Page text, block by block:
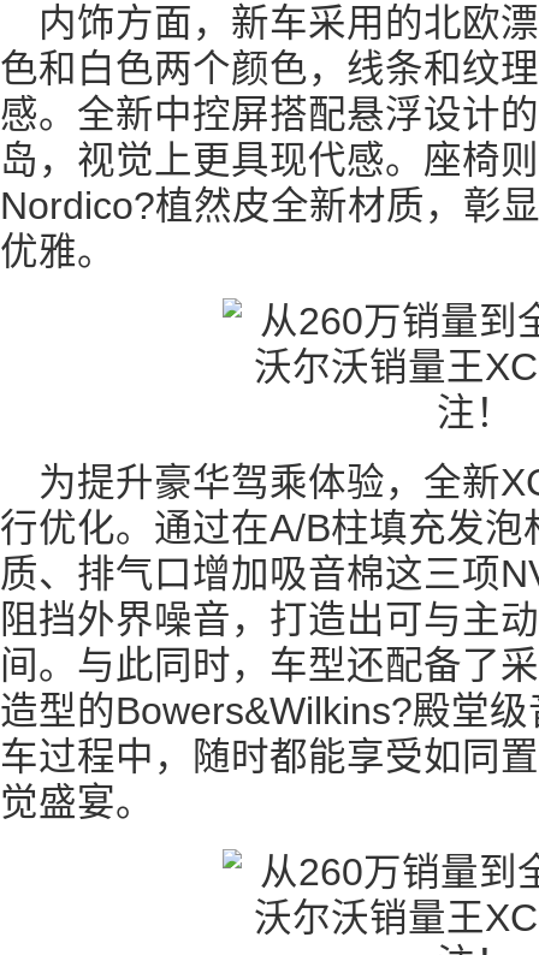
内饰方面，新车采用的北欧
色和白色两个颜色，线条和纹
感。全新中控屏搭配悬浮设计
岛，视觉上更具现代感。座椅
Nordico?植然皮全新材质，彰
优雅。
为提升豪华驾乘体验，全新
行优化。通过在A/B柱填充发
质、排气口增加吸音棉这三项
阻挡外界噪音，打造出可与主
间。与此同时，车型还配备了
造型的Bowers&Wilkins?殿堂
车过程中，随时都能享受如同
觉盛宴。